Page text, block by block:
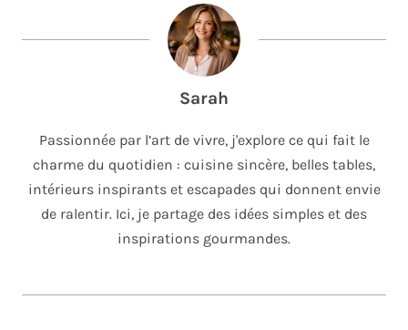
Sarah
Passionnée par l’art de vivre, j'explore ce qui fait le
charme du quotidien : cuisine sincère, belles tables,
intérieurs inspirants et escapades qui donnent envie
de ralentir. Ici, je partage des idées simples et des
inspirations gourmandes.